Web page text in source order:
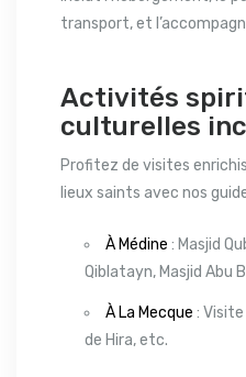
transport, et
Activités
culturelles
Profitez de visites
lieux saints avec nos
À Médine : Masjid
Qiblatayn, Masjid Abu
À La Mecque :
de Hira, etc.